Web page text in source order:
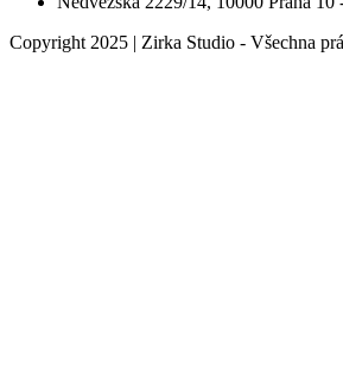
Copyright 2025 | Zirka Studio - Všechna